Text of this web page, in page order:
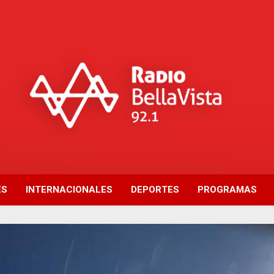
INTERNACIONALES DEPORTES PROGRAMAS